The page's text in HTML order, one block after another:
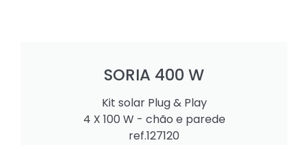
SORIA 400 W
Kit solar Plug & Play
4 X 100 W - chão e parede
ref.127120